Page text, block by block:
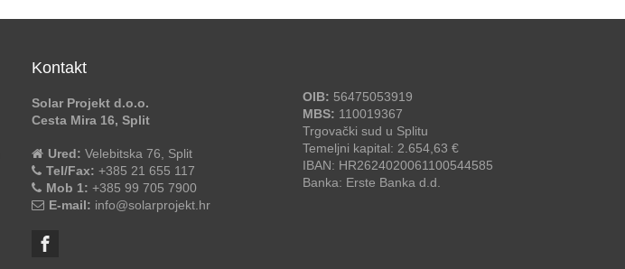
Kontakt
Solar Projekt d.o.o.
Cesta Mira 16, Split
Ured: Velebitska 76, Split
Tel/Fax: +385 21 655 117
Mob 1: +385 99 705 7900
E-mail: info@solarprojekt.hr
OIB: 56475053919
MBS: 110019367
Trgovački sud u Splitu
Temeljni kapital: 2.654,63 €
IBAN: HR2624020061100544585
Banka: Erste Banka d.d.